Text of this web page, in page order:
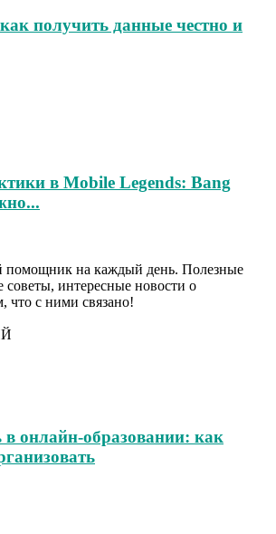
получить данные честно и
в Mobile Legends: Bang
на каждый день. Полезные
интересные новости о
что с ними связано!
в онлайн-образовании: как